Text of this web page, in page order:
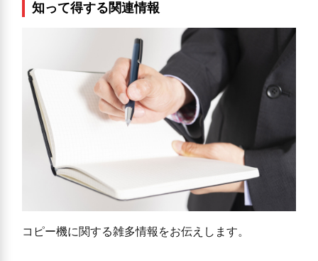
知って得する関連情報
コピー機に関する雑多情報をお伝えします。